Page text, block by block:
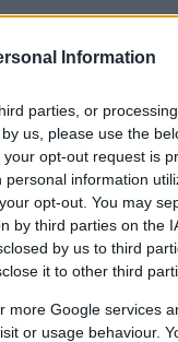
Information
parties, or
us, please use the
opt-out request is
information
opt-out. You may
third parties on the
by us to third
it to other third
more Google services
or usage behaviour.